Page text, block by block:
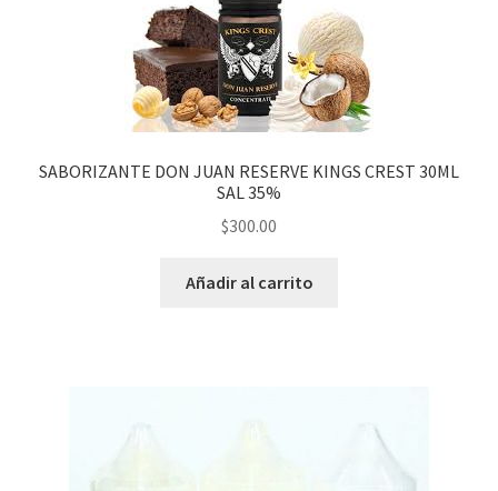
SABORIZANTE DON JUAN RESERVE KINGS CREST 30ML
SAL 35%
$300.00
Añadir al carrito